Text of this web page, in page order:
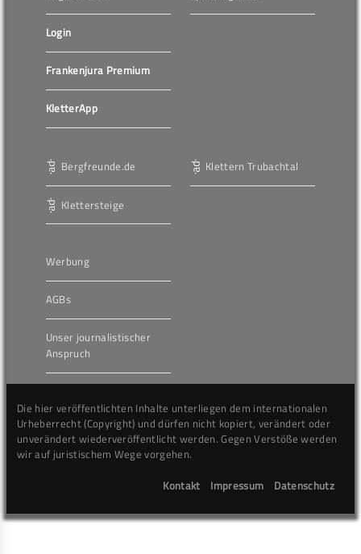
Login
Frankenjura Premium
KletterApp
Bergfreunde.de
Klettersteige
Klettern Trubachtal
Werbung
AGBs
Unser journalistischer
Anspruch
Die hier veröffentlichten Inhalte unterliegen dem internationalen
Urheberrecht (Copyright) und dürfen nicht kopiert, verändert oder
unverändert wiederveröffentlicht werden. Gegen Verstöße werden
wir auf juristischem Wege vorgehen.
Kontakt
Impressum Datenschutz